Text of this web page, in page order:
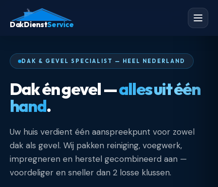
DakDienstService
DAK & GEVEL SPECIALIST — HEEL NEDERLAND
Dak én gevel —alles uit één
hand.
Uw huis verdient één aanspreekpunt voor zowel
dak als gevel. Wij pakken reiniging, voegwerk,
impregneren en herstel gecombineerd aan —
voordeliger en sneller dan 2 losse klussen.